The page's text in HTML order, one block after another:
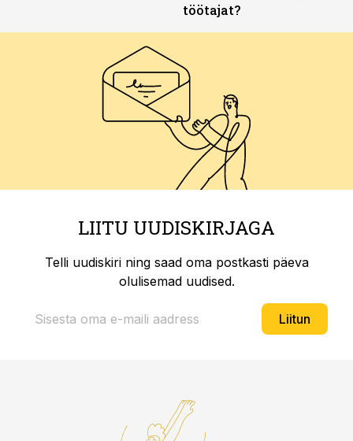
töötajat?
LIITU UUDISKIRJAGA
Telli uudiskiri ning saad oma postkasti päeva
olulisemad uudised.
Liitun